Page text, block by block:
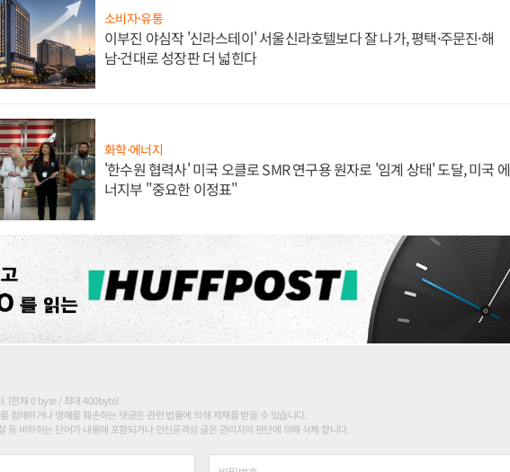
소비자·유통
이부진 야심작 '신라스테이' 서울신라호텔보다 잘 나가, 평택·주문진·해
남·건대로 성장판 더 넓힌다
화학·에너지
'한수원 협력사' 미국 오클로 SMR 연구용 원자로 '임계 상태' 도달, 미국 에
너지부 "중요한 이정표"
. (현재 0 byte / 최대 400byte)
침해하거나 명예를 훼손하는 댓글은 관련 법률에 의해 제재를 받을 수 있습니다.
등 비하하는 단어가 내용에 포함되거나 인신공격성 글은 관리자의 판단에 의해 삭제 합니다.